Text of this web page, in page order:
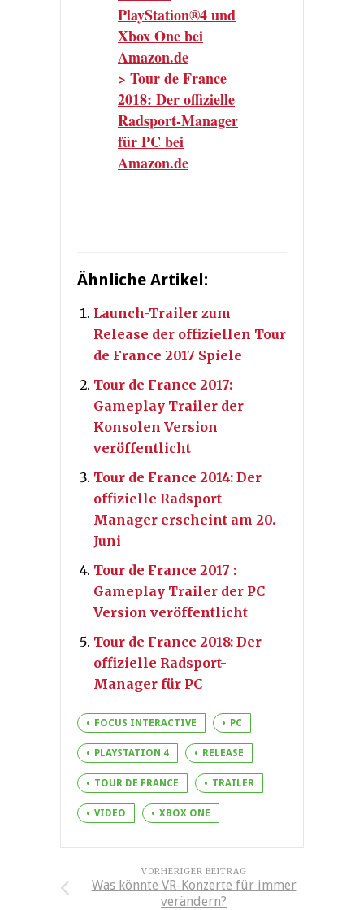
PlayStation®4 und
Xbox One bei
Amazon.de
> Tour de France
2018: Der offizielle
Radsport-Manager
für PC bei
Amazon.de
Ähnliche Artikel:
Launch-Trailer zum
Release der offiziellen Tour
de France 2017 Spiele
Tour de France 2017:
Gameplay Trailer der
Konsolen Version
veröffentlicht
Tour de France 2014: Der
offizielle Radsport
Manager erscheint am 20.
Juni
Tour de France 2017 :
Gameplay Trailer der PC
Version veröffentlicht
Tour de France 2018: Der
offizielle Radsport-
Manager für PC
FOCUS INTERACTIVE PC
PLAYSTATION 4 RELEASE
TOUR DE FRANCE TRAILER
VIDEO XBOX ONE
VORHERIGER BEITRAG
Was könnte VR-Konzerte für immer
verändern?